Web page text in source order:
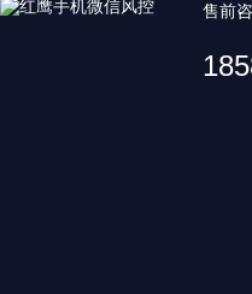
售前